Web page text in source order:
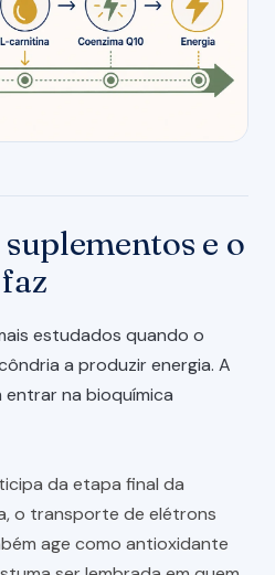
e o
estudados quando o
a produzir energia. A
entrar na bioquímica
da etapa final da
o transporte de elétrons
age como antioxidante